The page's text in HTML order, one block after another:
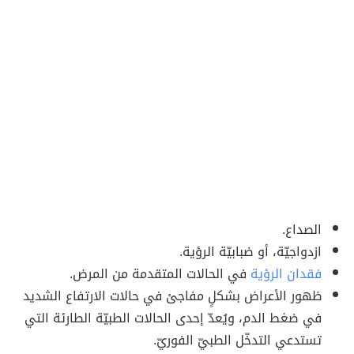
الصداع.
ازدواجيّة، أو ضبابيّة الرؤية.
فقدان الرؤية في الحالات المتقدمة من المرض.
ظهور الأعراض بشكلٍ مفاجئ في حالات الارتفاع الشديد
في ضغط الدم، ويُعدّ إحدى الحالات الطبيّة الطارئة التي
تستدعي التدخّل الطبيّ الفوريّ.